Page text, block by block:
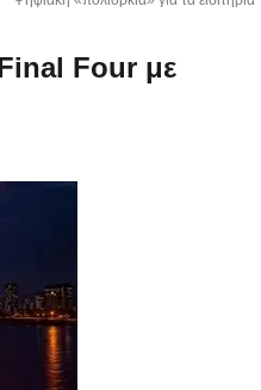
Final Four με